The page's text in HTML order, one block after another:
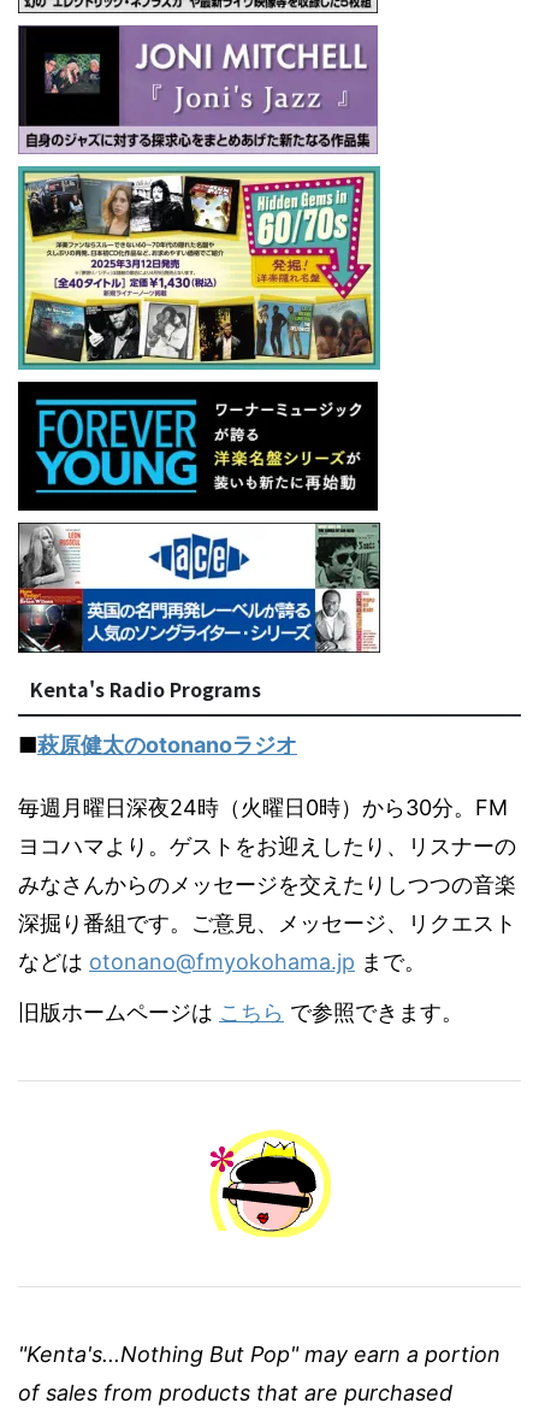
Kenta's Radio Programs
■萩原健太のotonanoラジオ
毎週月曜日深夜24時（火曜日0時）から30分。FM
ヨコハマより。ゲストをお迎えしたり、リスナーの
みなさんからのメッセージを交えたりしつつの音楽
深掘り番組です。ご意見、メッセージ、リクエスト
などは otonano@fmyokohama.jp まで。
旧版ホームページは こちら で参照できます。
"Kenta's...Nothing But Pop" may earn a portion
of sales from products that are purchased